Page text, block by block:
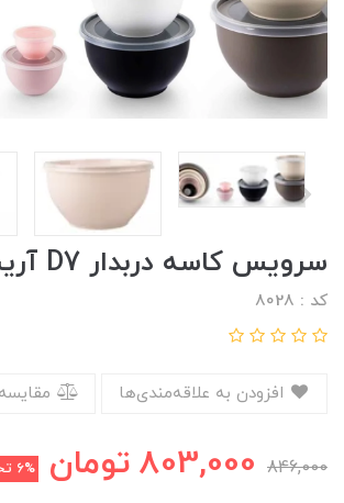
سرویس کاسه دربدار D7 آریسام
کد : 8028
846,000
803,000 تومان 6%